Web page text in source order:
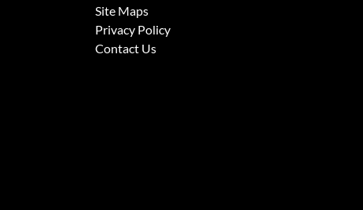
Site Maps
Privacy Policy
Contact Us